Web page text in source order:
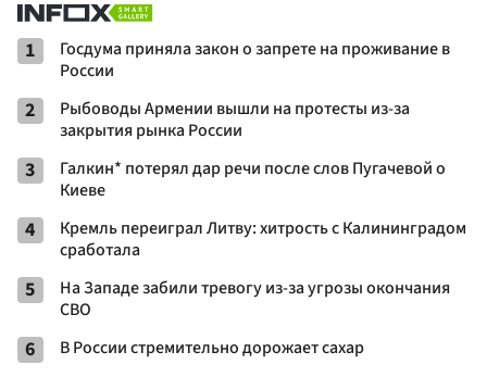
1
Госдума приняла закон о запрете на проживание в
России
2
Рыбоводы Армении вышли на протесты из-за
закрытия рынка России
3
Галкин* потерял дар речи после слов Пугачевой о
Киеве
4
Кремль переиграл Литву: хитрость с Калининградом
сработала
5
На Западе забили тревогу из-за угрозы окончания
СВО
6 В России стремительно дорожает сахар